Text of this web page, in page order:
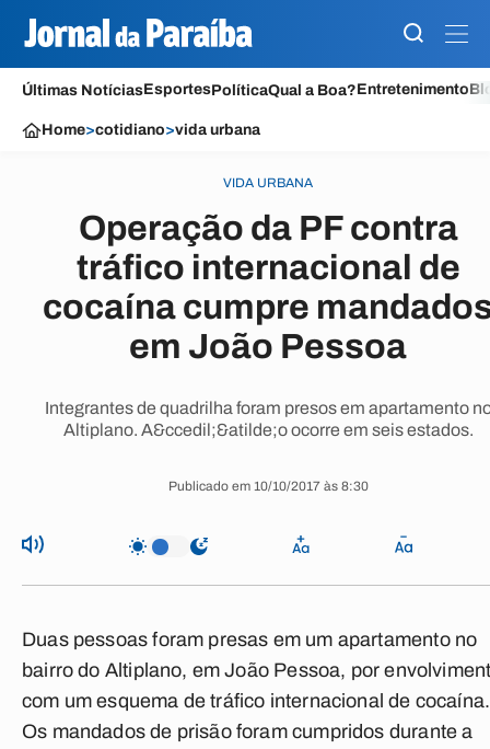
Últimas NotíciasEsportesPolíticaQual a Boa?Entretenimento
Home>cotidiano>vida urbana
VIDA URBANA
Operação da PF contra
tráfico internacional de
cocaína cumpre
em João Pessoa
Integrantes de quadrilha foram presos em apartamento
Altiplano. A&ccedil;&atilde;o ocorre em seis estados.
Publicado em 10/10/2017 às 8:30
Duas pessoas foram presas em um apartamento no
bairro do Altiplano, em João Pessoa, por
com um esquema de tráfico internacional de cocaína.
Os mandados de prisão foram cumpridos durante a